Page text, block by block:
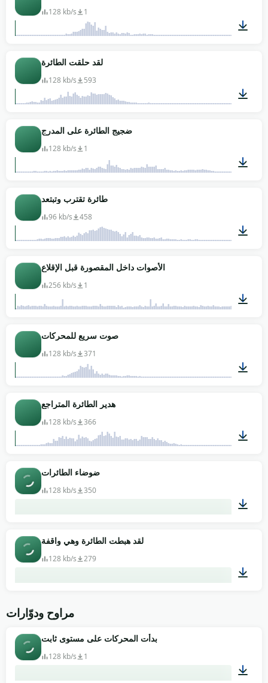
128 kb/s 1
لقد حلقت الطائرة
128 kb/s 593
ضجيج الطائرة على المدرج
128 kb/s 1
طائرة تقترب وتبتعد
96 kb/s 458
الأصوات داخل المقصورة قبل الإقلاع
256 kb/s 1
صوت سريع للمحركات
128 kb/s 371
هدير الطائرة المتراجع
128 kb/s 366
ضوضاء الطائرات
128 kb/s 350
لقد هبطت الطائرة وهي واقفة
128 kb/s 279
مراوح ودوّارات
بدأت المحركات على مستوى ثابت
128 kb/s 1